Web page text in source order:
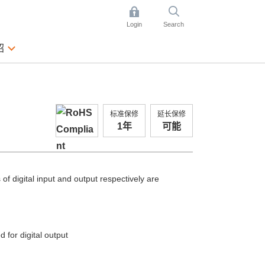
Login Search
标准保修
1年
延长保修
可能
digital input and output respectively are
for digital output